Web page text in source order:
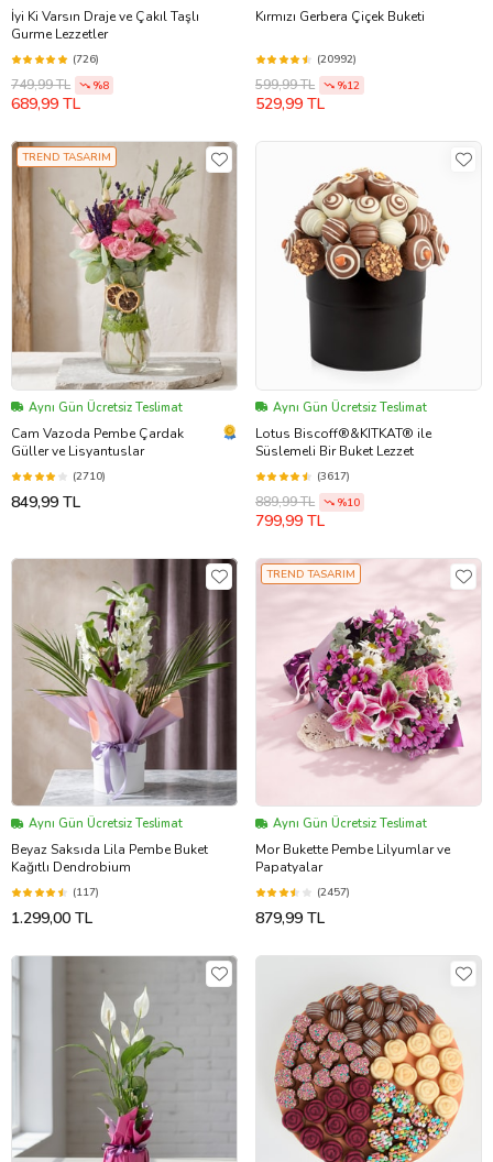
İyi Ki Varsın Draje ve Çakıl Taşlı
Gurme Lezzetler
(726)
749,99 TL %8
689,99 TL
Kırmızı Gerbera Çiçek Buketi
(20992)
599,99 TL %12
529,99 TL
TREND TASARIM
Aynı Gün Ücretsiz Teslimat
Cam Vazoda Pembe Çardak
Güller ve Lisyantuslar
(2710)
849,99 TL
Aynı Gün Ücretsiz Teslimat
Lotus Biscoff®&KITKAT® ile
Süslemeli Bir Buket Lezzet
(3617)
889,99 TL %10
799,99 TL
Aynı Gün Ücretsiz Teslimat
Beyaz Saksıda Lila Pembe Buket
Kağıtlı Dendrobium
(117)
1.299,00 TL
TREND TASARIM
Aynı Gün Ücretsiz Teslimat
Mor Bukette Pembe Lilyumlar ve
Papatyalar
(2457)
879,99 TL